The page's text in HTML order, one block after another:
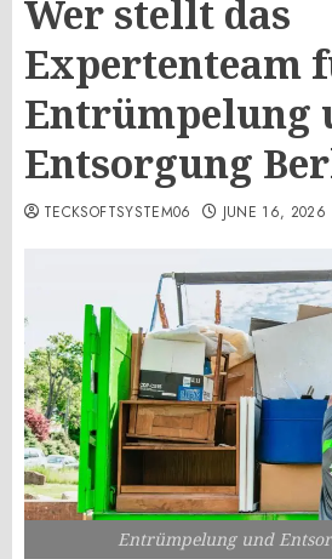
Wer stellt das
Expertenteam
Entrümpelung
Entsorgung
TECKSOFTSYSTEM06 JUNE 16, 2026
Entrümpelung und